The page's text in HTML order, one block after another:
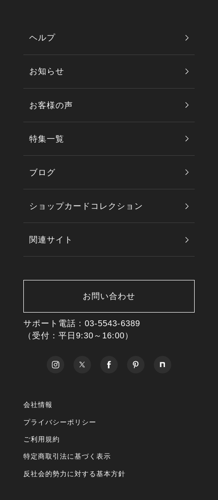
ヘルプ
お知らせ
お客様の声
特集一覧
ブログ
ショップカードコレクション
関連サイト
お問い合わせ
サポート電話 : 03-5543-6389
（受付：平日9:30～16:00）
会社情報
プライバシーポリシー
ご利用規約
特定商取引法に基づく表示
反社会的勢力に対する基本方針